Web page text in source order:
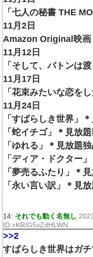
「七人の秘書 THE
11月2日
Amazon Original映画
11月12日
「そして、バトンは渡
11月17日
「花束みたいな恋をし
11月24日
「すばらしき世界」
「蛇イチゴ」＊見放
「ゆれる」＊見放題
「ディア・ドクター
「夢売るふたり」＊
「永い言い訳」＊見
14: それでも動く名無し
ID:+KR/G5vZdHLWN
>>2
すばらしき世界はガ